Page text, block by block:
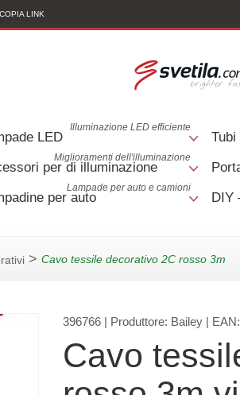
COPIA LINK
LED
Illuminazione LED efficiente
Tubi
per di illuminazione
Miglioramenti dell'illuminazione
per auto
Lampade per auto e camioni
DIY
> Cavo tessile decorativo 2C rosso 3m
396766| Produttore: Bailey| EAN:
Cavo